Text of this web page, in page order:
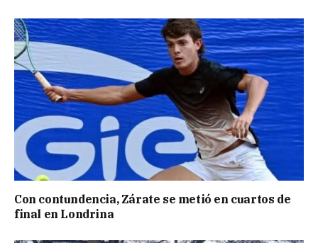
Con contundencia, Zárate se metió en cuartos de
final en Londrina